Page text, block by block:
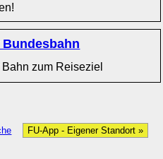
zum Reiseziel
FU-App - Eigener Standort »